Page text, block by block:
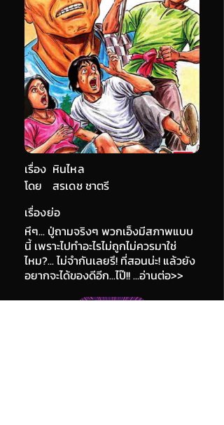
เรื่อง หินไหล
สรเดช ชาตรี
โดย
เรื่องย่อ
หึๆ... ปู่ถามจริงๆ พวกเอ็งมีสภาพแบบ
นี้ เพราะไปทำอะไรไม่ถูกไม่ควรมาใช่
ไหม?... ไม่จำกันเลยรึ! ที่สอนน่ะ! แล้วยัง
อยากจะได้ของดีอีก...ไป๊!! ...อ่านต่อ>>